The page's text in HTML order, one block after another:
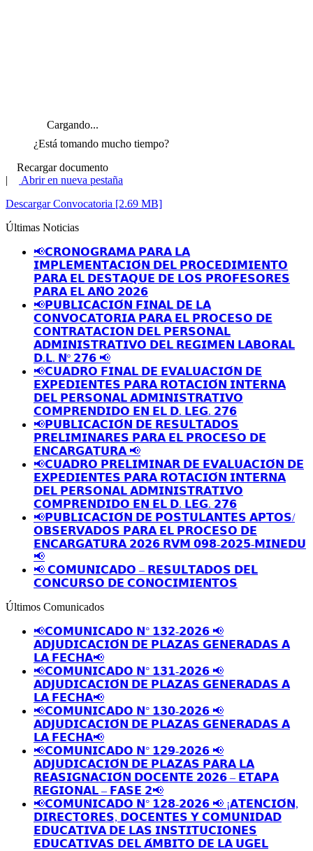
Cargando...
¿Está tomando mucho tiempo?
Recargar documento
|
Abrir en nueva pestaña
Descargar Convocatoria [2.69 MB]
Últimas Noticias
📢𝗖𝗥𝗢𝗡𝗢𝗚𝗥𝗔𝗠𝗔 𝗣𝗔𝗥𝗔 𝗟𝗔
𝗜𝗠𝗣𝗟𝗘𝗠𝗘𝗡𝗧𝗔𝗖𝗜𝗢́𝗡 𝗗𝗘𝗟 𝗣𝗥𝗢𝗖𝗘𝗗𝗜𝗠𝗜𝗘𝗡𝗧𝗢
𝗣𝗔𝗥𝗔 𝗘𝗟 𝗗𝗘𝗦𝗧𝗔𝗤𝗨𝗘 𝗗𝗘 𝗟𝗢𝗦 𝗣𝗥𝗢𝗙𝗘𝗦𝗢𝗥𝗘𝗦
𝗣𝗔𝗥𝗔 𝗘𝗟 𝗔𝗡̃𝗢 𝟮𝟬𝟮𝟲
📢𝗣𝗨𝗕𝗟𝗜𝗖𝗔𝗖𝗜𝗢́𝗡 𝗙𝗜𝗡𝗔𝗟 𝗗𝗘 𝗟𝗔
𝗖𝗢𝗡𝗩𝗢𝗖𝗔𝗧𝗢𝗥𝗜𝗔 𝗣𝗔𝗥𝗔 𝗘𝗟 𝗣𝗥𝗢𝗖𝗘𝗦𝗢 𝗗𝗘
𝗖𝗢𝗡𝗧𝗥𝗔𝗧𝗔𝗖𝗜𝗢𝗡 𝗗𝗘𝗟 𝗣𝗘𝗥𝗦𝗢𝗡𝗔𝗟
𝗔𝗗𝗠𝗜𝗡𝗜𝗦𝗧𝗥𝗔𝗧𝗜𝗩𝗢 𝗗𝗘𝗟 𝗥𝗘𝗚𝗜𝗠𝗘𝗡 𝗟𝗔𝗕𝗢𝗥𝗔𝗟
𝗗.𝗟. 𝗡º 𝟮𝟳𝟲 📢
📢𝗖𝗨𝗔𝗗𝗥𝗢 𝗙𝗜𝗡𝗔𝗟 𝗗𝗘 𝗘𝗩𝗔𝗟𝗨𝗔𝗖𝗜𝗢́𝗡 𝗗𝗘
𝗘𝗫𝗣𝗘𝗗𝗜𝗘𝗡𝗧𝗘𝗦 𝗣𝗔𝗥𝗔 𝗥𝗢𝗧𝗔𝗖𝗜𝗢́𝗡 𝗜𝗡𝗧𝗘𝗥𝗡𝗔
𝗗𝗘𝗟 𝗣𝗘𝗥𝗦𝗢𝗡𝗔𝗟 𝗔𝗗𝗠𝗜𝗡𝗜𝗦𝗧𝗥𝗔𝗧𝗜𝗩𝗢
𝗖𝗢𝗠𝗣𝗥𝗘𝗡𝗗𝗜𝗗𝗢 𝗘𝗡 𝗘𝗟 𝗗. 𝗟𝗘𝗚. 𝟮𝟳𝟲
📢𝗣𝗨𝗕𝗟𝗜𝗖𝗔𝗖𝗜𝗢́𝗡 𝗗𝗘 𝗥𝗘𝗦𝗨𝗟𝗧𝗔𝗗𝗢𝗦
𝗣𝗥𝗘𝗟𝗜𝗠𝗜𝗡𝗔𝗥𝗘𝗦 𝗣𝗔𝗥𝗔 𝗘𝗟 𝗣𝗥𝗢𝗖𝗘𝗦𝗢 𝗗𝗘
𝗘𝗡𝗖𝗔𝗥𝗚𝗔𝗧𝗨𝗥𝗔 📢
📢𝗖𝗨𝗔𝗗𝗥𝗢 𝗣𝗥𝗘𝗟𝗜𝗠𝗜𝗡𝗔𝗥 𝗗𝗘 𝗘𝗩𝗔𝗟𝗨𝗔𝗖𝗜𝗢́𝗡 𝗗𝗘
𝗘𝗫𝗣𝗘𝗗𝗜𝗘𝗡𝗧𝗘𝗦 𝗣𝗔𝗥𝗔 𝗥𝗢𝗧𝗔𝗖𝗜𝗢́𝗡 𝗜𝗡𝗧𝗘𝗥𝗡𝗔
𝗗𝗘𝗟 𝗣𝗘𝗥𝗦𝗢𝗡𝗔𝗟 𝗔𝗗𝗠𝗜𝗡𝗜𝗦𝗧𝗥𝗔𝗧𝗜𝗩𝗢
𝗖𝗢𝗠𝗣𝗥𝗘𝗡𝗗𝗜𝗗𝗢 𝗘𝗡 𝗘𝗟 𝗗. 𝗟𝗘𝗚. 𝟮𝟳𝟲
📢𝗣𝗨𝗕𝗟𝗜𝗖𝗔𝗖𝗜𝗢́𝗡 𝗗𝗘 𝗣𝗢𝗦𝗧𝗨𝗟𝗔𝗡𝗧𝗘𝗦 𝗔𝗣𝗧𝗢𝗦/
𝗢𝗕𝗦𝗘𝗥𝗩𝗔𝗗𝗢𝗦 𝗣𝗔𝗥𝗔 𝗘𝗟 𝗣𝗥𝗢𝗖𝗘𝗦𝗢 𝗗𝗘
𝗘𝗡𝗖𝗔𝗥𝗚𝗔𝗧𝗨𝗥𝗔 𝟮𝟬𝟮𝟲 𝗥𝗩𝗠 𝟬𝟵𝟴-𝟮𝟬𝟮𝟱-𝗠𝗜𝗡𝗘𝗗𝗨
📢
📢 𝗖𝗢𝗠𝗨𝗡𝗜𝗖𝗔𝗗𝗢 – 𝗥𝗘𝗦𝗨𝗟𝗧𝗔𝗗𝗢𝗦 𝗗𝗘𝗟
𝗖𝗢𝗡𝗖𝗨𝗥𝗦𝗢 𝗗𝗘 𝗖𝗢𝗡𝗢𝗖𝗜𝗠𝗜𝗘𝗡𝗧𝗢𝗦
Últimos Comunicados
📢𝗖𝗢𝗠𝗨𝗡𝗜𝗖𝗔𝗗𝗢 𝗡° 𝟭𝟯𝟮-𝟮𝟬𝟮𝟲 📢
𝗔𝗗𝗝𝗨𝗗𝗜𝗖𝗔𝗖𝗜𝗢́𝗡 𝗗𝗘 𝗣𝗟𝗔𝗭𝗔𝗦 𝗚𝗘𝗡𝗘𝗥𝗔𝗗𝗔𝗦 𝗔
𝗟𝗔 𝗙𝗘𝗖𝗛𝗔📢
📢𝗖𝗢𝗠𝗨𝗡𝗜𝗖𝗔𝗗𝗢 𝗡° 𝟭𝟯𝟭-𝟮𝟬𝟮𝟲 📢
𝗔𝗗𝗝𝗨𝗗𝗜𝗖𝗔𝗖𝗜𝗢́𝗡 𝗗𝗘 𝗣𝗟𝗔𝗭𝗔𝗦 𝗚𝗘𝗡𝗘𝗥𝗔𝗗𝗔𝗦 𝗔
𝗟𝗔 𝗙𝗘𝗖𝗛𝗔📢
📢𝗖𝗢𝗠𝗨𝗡𝗜𝗖𝗔𝗗𝗢 𝗡° 𝟭𝟯𝟬-𝟮𝟬𝟮𝟲 📢
𝗔𝗗𝗝𝗨𝗗𝗜𝗖𝗔𝗖𝗜𝗢́𝗡 𝗗𝗘 𝗣𝗟𝗔𝗭𝗔𝗦 𝗚𝗘𝗡𝗘𝗥𝗔𝗗𝗔𝗦 𝗔
𝗟𝗔 𝗙𝗘𝗖𝗛𝗔📢
📢𝗖𝗢𝗠𝗨𝗡𝗜𝗖𝗔𝗗𝗢 𝗡° 𝟭𝟮𝟵-𝟮𝟬𝟮𝟲 📢
𝗔𝗗𝗝𝗨𝗗𝗜𝗖𝗔𝗖𝗜𝗢́𝗡 𝗗𝗘 𝗣𝗟𝗔𝗭𝗔𝗦 𝗣𝗔𝗥𝗔 𝗟𝗔
𝗥𝗘𝗔𝗦𝗜𝗚𝗡𝗔𝗖𝗜𝗢́𝗡 𝗗𝗢𝗖𝗘𝗡𝗧𝗘 𝟮𝟬𝟮𝟲 – 𝗘𝗧𝗔𝗣𝗔
𝗥𝗘𝗚𝗜𝗢𝗡𝗔𝗟 – 𝗙𝗔𝗦𝗘 𝟮📢
📢𝗖𝗢𝗠𝗨𝗡𝗜𝗖𝗔𝗗𝗢 𝗡° 𝟭𝟮𝟴-𝟮𝟬𝟮𝟲 📢 ¡𝗔𝗧𝗘𝗡𝗖𝗜𝗢́𝗡,
𝗗𝗜𝗥𝗘𝗖𝗧𝗢𝗥𝗘𝗦, 𝗗𝗢𝗖𝗘𝗡𝗧𝗘𝗦 𝗬 𝗖𝗢𝗠𝗨𝗡𝗜𝗗𝗔𝗗
𝗘𝗗𝗨𝗖𝗔𝗧𝗜𝗩𝗔 𝗗𝗘 𝗟𝗔𝗦 𝗜𝗡𝗦𝗧𝗜𝗧𝗨𝗖𝗜𝗢𝗡𝗘𝗦
𝗘𝗗𝗨𝗖𝗔𝗧𝗜𝗩𝗔𝗦 𝗗𝗘𝗟 𝗔́𝗠𝗕𝗜𝗧𝗢 𝗗𝗘 𝗟𝗔 𝗨𝗚𝗘𝗟